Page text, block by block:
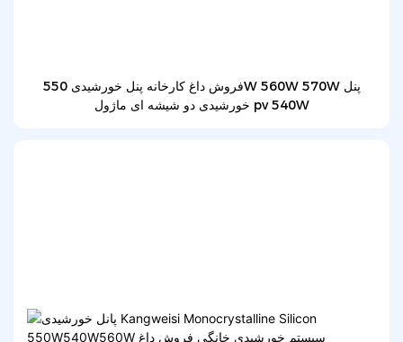
فروش داغ کارخانه پنل خورشیدی 550W 560W 570W پنل
خورشیدی دو شیشه ای ماژول pv 540W